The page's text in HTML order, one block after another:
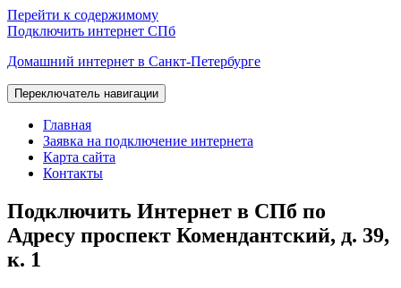
Перейти к содержимому
Подключить интернет СПб
Домашний интернет в Санкт-Петербурге
Переключатель навигации
Главная
Заявка на подключение интернета
Карта сайта
Контакты
Подключить Интернет в СПб по
Адресу проспект Комендантский, д. 39,
к. 1